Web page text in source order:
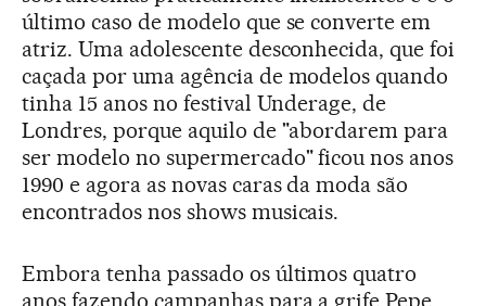
último caso de modelo que se converte em
atriz. Uma adolescente desconhecida, que foi
caçada por uma agência de modelos quando
tinha 15 anos no festival Underage, de
Londres, porque aquilo de "abordarem para
ser modelo no supermercado" ficou nos anos
1990 e agora as novas caras da moda são
encontrados nos shows musicais.
Embora tenha passado os últimos quatro